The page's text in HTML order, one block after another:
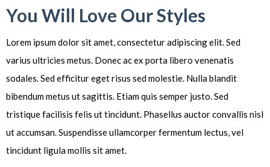
You Will Love Our Styles
Lorem ipsum dolor sit amet, consectetur adipiscing elit. Sed
varius ultricies metus. Donec ac ex porta libero venenatis
sodales. Sed efficitur eget risus sed molestie. Nulla blandit
bibendum metus ut sagittis. Etiam quis semper justo. Sed
tristique facilisis felis ut tincidunt. Phasellus auctor convallis nisl
ut accumsan. Suspendisse ullamcorper fermentum lectus, vel
tincidunt ligula mollis sit amet.